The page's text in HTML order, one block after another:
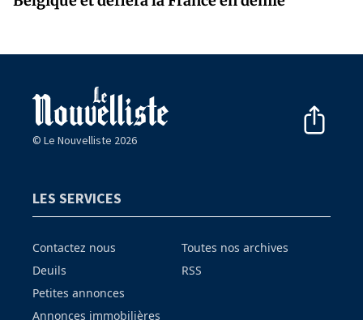
© Le Nouvelliste 2026
LES SERVICES
Contactez nous
Deuils
Petites annonces
Annonces immobilières
Toutes nos archives
RSS